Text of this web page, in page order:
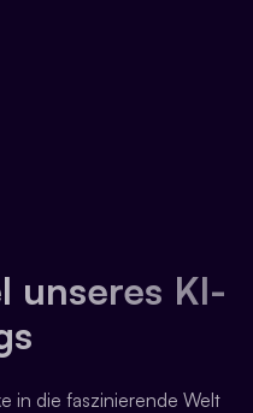
unseres KI-
in die faszinierende Welt